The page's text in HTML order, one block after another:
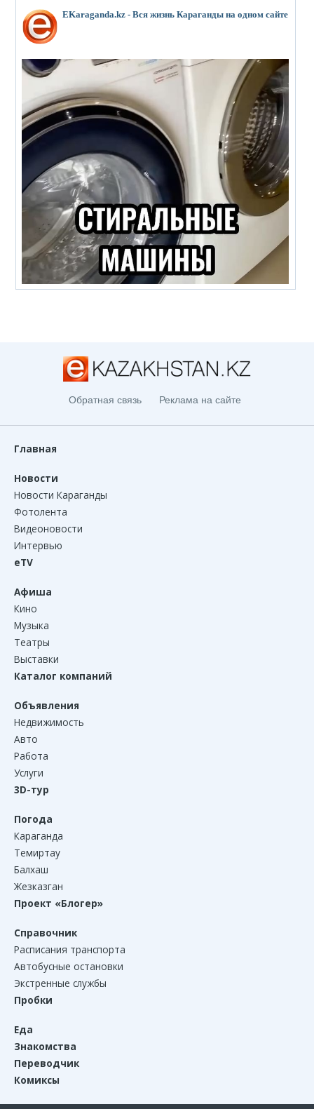
EKaraganda.kz - Вся жизнь Караганды на одном сайте
Обратная связь Реклама на сайте
Главная
Новости
Новости Караганды
Фотолента
Видеоновости
Интервью
eTV
Афиша
Кино
Музыка
Театры
Выставки
Каталог компаний
Объявления
Недвижимость
Авто
Работа
Услуги
3D-тур
Погода
Караганда
Темиртау
Балхаш
Жезказган
Проект «Блогер»
Справочник
Расписания транспорта
Автобусные остановки
Экстренные службы
Пробки
Еда
Знакомства
Переводчик
Комиксы